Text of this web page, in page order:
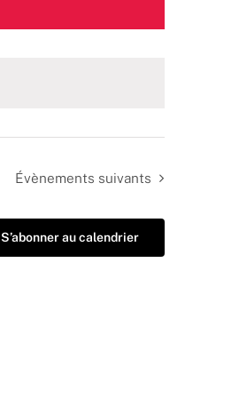
Évènements suivants
S’abonner au calendrier